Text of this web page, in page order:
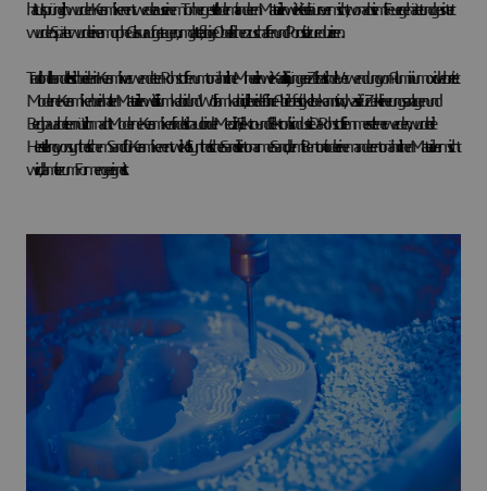
hat. Ursprünglich wurden Keramiken entweder aus reinem Ton hergestellt oder mit anderen Materialien wie Kieselsäure vermischt, wonach sie mit Feuer gehärtet und gesintert
wurden. Später wurde eine amorphe Glasur aufgetragen, um glatte, farbige Oberflächen zu schaffen und Porosität zu reduzieren.
Traditionell handelt es sich bei den in Keramik verwendeten Rohstoffen um tonähnliche Mineralien wie Kaolinit. In jüngerer Zeit hat sich die Verwendung von Aluminiumoxid verbreitet.
Moderne Keramiken beinhalten Materialien wie Siliziumkarbid und Wolframkarbid, die beide für ihre Abriebfestigkeit bekannt sind, was sie für Zerkleinerungsanlagen und
Bergbauarbeiten nützlich macht. Moderne Keramiken findet sich auch in der Medizin-, Elektro- und Elektronikindustrie. Da Rohstoffe immer seltener werden, wurde die
Herstellung von synthetischem Sand für Keramiken entwickelt. Synthetischer Sand ist ein tonarmer Sand, der mit Bentonit oder einem anderen tonähnlichen Material vermischt
wird, damit er zum Formen geeignet ist.